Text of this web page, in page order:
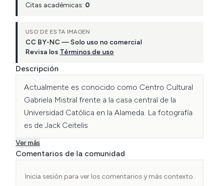
Citas académicas: 0
USO DE ESTA IMAGEN
CC BY-NC — Solo uso no comercial
Revisa los Términos de uso
Descripción
Actualmente es conocido como Centro Cultural
Gabriela Mistral frente a la casa central de la
Universidad Católica en la Alameda. La fotografía
es de Jack Ceitelis
Ver más
Comentarios de la comunidad
Inicia sesión para ver los comentarios y más contexto.